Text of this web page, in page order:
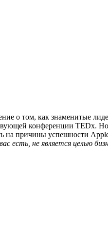
о том, как знаменитые
конференции TEDx.
на причины успешности
есть, не является целью